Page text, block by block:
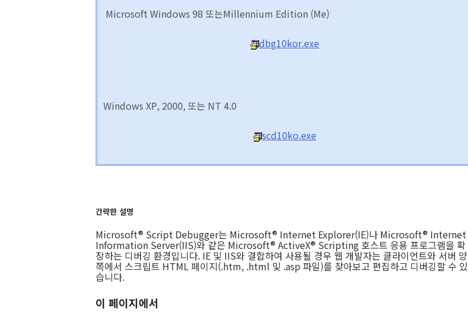
Microsoft Windows 98 또는Millennium Edition (Me)
dbg10kor.exe
Windows XP, 2000, 또는 NT 4.0
scd10ko.exe
간략한 설명
Microsoft® Script Debugger는 Microsoft® Internet Explorer(IE)나 Microsoft® Internet
Information Server(IIS)와 같은 Microsoft® ActiveX® Scripting 호스트 응용 프로그램을 확
장하는 디버깅 환경입니다. IE 및 IIS와 결합하여 사용될 경우 웹 개발자는 클라이언트와 서버 양
쪽에서 스크립트 HTML 페이지(.htm, .html 및 .asp 파일)를 찾아보고 편집하고 디버깅할 수 있
습니다.
이 페이지에서